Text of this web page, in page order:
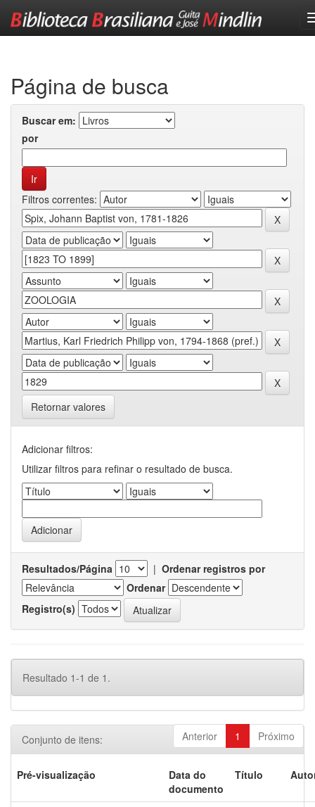
Página de busca
Buscar em:
por
Filtros correntes:
Retornar valores
Adicionar filtros:
Utilizar filtros para refinar o resultado de busca.
Resultados/Página | Ordenar registros por
Ordenar
Registro(s)
Resultado 1-1 de 1.
Anterior 1 Próximo
Conjunto de itens:
Pré-visualização
Data do
documento
Título